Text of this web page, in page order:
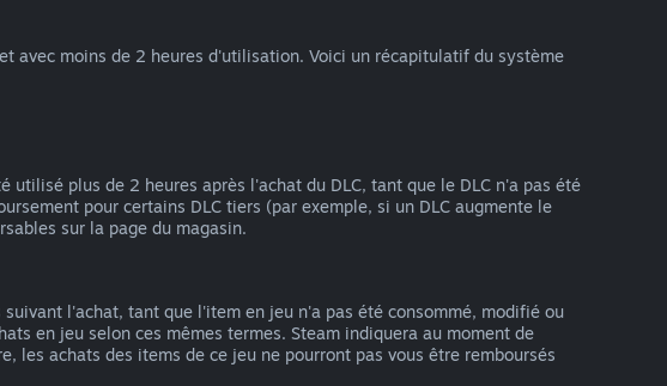
avec moins de 2 heures d'utilisation. Voici un récapitulatif du système
plus de 2 heures après l'achat du DLC, tant que le DLC n'a pas été
pour certains DLC tiers (par exemple, si un DLC augmente le
sur la page du magasin.
l'achat, tant que l'item en jeu n'a pas été consommé, modifié ou
en jeu selon ces mêmes termes. Steam indiquera au moment de
les achats des items de ce jeu ne pourront pas vous être remboursés